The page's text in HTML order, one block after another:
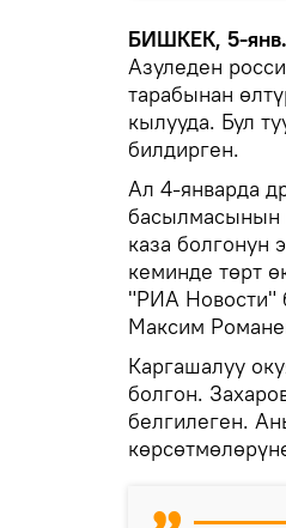
БИШКЕК, 5-
Азуледен
тарабынан
кылууда. Бул
билдирген.
Ал 4-январда
басылмасынын
каза
кеминде төрт
"РИА Новости"
Максим
Каргашалуу
болгон.
белгилеген.